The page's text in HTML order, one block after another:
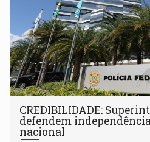
CREDIBILIDADE:
defendem
nacional